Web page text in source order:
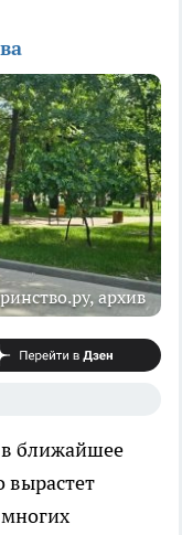
архив
ближайшее
вырастет